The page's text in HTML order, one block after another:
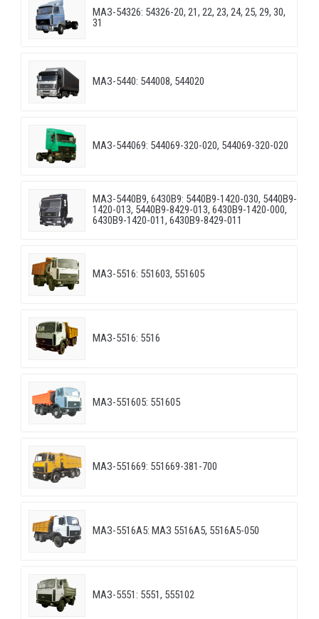
МАЗ-54326: 54326-20, 21, 22, 23, 24, 25, 29, 30,
31
МАЗ-5440: 544008, 544020
МАЗ-544069: 544069-320-020, 544069-320-020
МАЗ-5440B9, 6430B9: 5440B9-1420-030, 5440B9-
1420-013, 5440B9-8429-013, 6430B9-1420-000,
6430B9-1420-011, 6430B9-8429-011
МАЗ-5516: 551603, 551605
МАЗ-5516: 5516
МАЗ-551605: 551605
МАЗ-551669: 551669-381-700
МАЗ-5516А5: МАЗ 5516А5, 5516А5-050
МАЗ-5551: 5551, 555102